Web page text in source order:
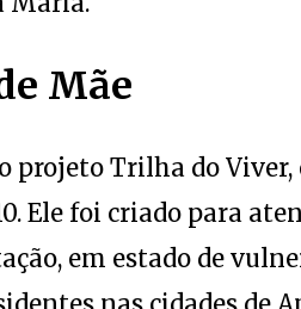
Mãe
Ele foi criado para
em estado de
nas cidades de